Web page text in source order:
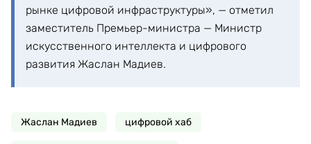
рынке цифровой инфраструктуры», — отметил
заместитель Премьер-министра — Министр
искусственного интеллекта и цифрового
развития Жаслан Мадиев.
Жаслан Мадиев цифровой хаб